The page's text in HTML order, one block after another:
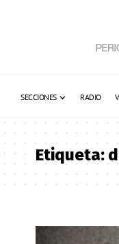
SECCIONES RADIO
Etiqueta: